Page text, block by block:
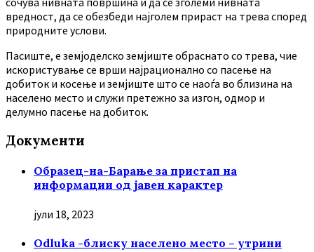
вредност, да се обезбеди најголем прираст на трева според
природните услови.
Пасиште, е земјоделско земјиште обраснато со трева, чие
искористување се врши најрационално со пасење на
добиток и косење и земјиште што се наоѓа во близина на
населено место и служи претежно за изгон, одмор и
делумно пасење на добиток.
Документи
Образец-на-Барање за пристап на
информации од јавен карактер
јули 18, 2023
Odluka -блиску населено место – утрини